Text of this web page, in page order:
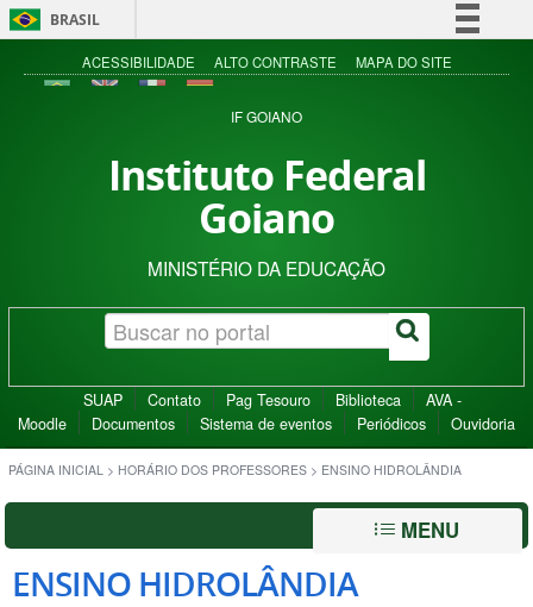
BRASIL
Simplifique!
Acesso à informação
ACESSIBILIDADE ALTO CONTRASTE MAPA DO SITE
IF GOIANO
Instituto Federal
Goiano
MINISTÉRIO DA EDUCAÇÃO
SUAP Contato Pag Tesouro Biblioteca
AVA -
Moodle
Documentos Sistema de eventos Periódicos Ouvidoria
PÁGINA INICIAL > HORÁRIO DOS PROFESSORES > ENSINO HIDROLÂNDIA
MENU
ENSINO HIDROLÂNDIA